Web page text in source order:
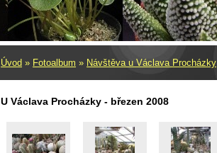
Úvod » Fotoalbum » Návštěva u Václava Procházky
U Václava Procházky - březen 2008